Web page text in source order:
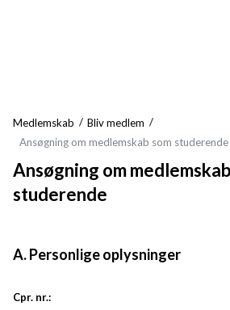
Medlemskab
Bliv medlem
Ansøgning om medlemskab som
Ansøgning om
studerende
A. Personlige oplysninger
Cpr. nr.: